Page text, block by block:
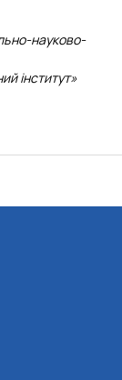
науково-
інститут»